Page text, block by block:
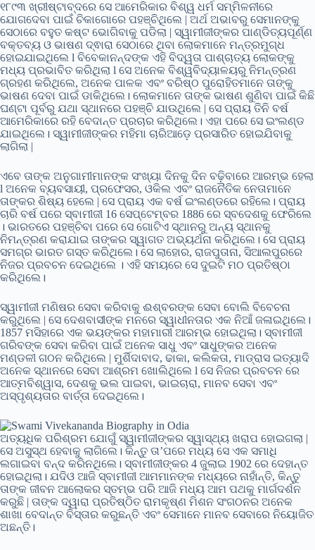
୧୮୯୩ ଖ୍ରୀଷ୍ଟାବ୍ଦରେ ସେ ଆମେରିକାର ବିଶ୍ୱ ଧର୍ମ ସମ୍ମିଳନୀରେ
ଯୋଗଦେବା ପାଇଁ ଚିକାଗୋରେ ପହଞ୍ଚିଥିଲେ | ଅର୍ଥ ଅଭାବରୁ ସେମାନଙ୍କୁ
ସେଠାରେ ବହୁତ କଷ୍ଟ ଭୋଗିବାକୁ ପଡିଲା | ସ୍ୱାମୀଜୀଙ୍କର ପାଣ୍ଡିତ୍ୟପୂର୍ଣ୍ଣ
ବକ୍ତବ୍ୟ ଓ ଭାଷଣ ଦ୍ଵାରା ସେଠାରେ ଥିବା ଲୋକମାନେ ମନ୍ତ୍ରମୁଗ୍ଧ
ହୋଇଯାଇଥିଲେ ​​l ବିବେକାନନ୍ଦଙ୍କ ଏହି ବିଦ୍ୱତା ପାଶ୍ଚାତ୍ୟ ଲୋକଙ୍କୁ
ମଧ୍ୟ ପ୍ରଭାବିତ କରିଥିଲା l ସେ ଅନେକ ବିଶ୍ୱବିଦ୍ୟାଳୟରୁ ନିମନ୍ତ୍ରଣ
ଗ୍ରହଣ କରିଥିଲେ, ଅନେକ ପାଳକ ଏବଂ ବରିଷ୍ଠ ପୁରୋହିତମାନେ ତାଙ୍କୁ
ଭାଷଣ ଦେବା ପାଇଁ ଡାକିଥିଲେ। ଲୋକମାନେ ତାଙ୍କ ଭାଷଣ ଶୁଣିବା ପାଇଁ କିଛି
ଘଣ୍ଟା ପୂର୍ବରୁ ଯଥା ସ୍ଥାନରେ ପହଞ୍ଚି ଯାଉଥିଲେ | ସେ ପ୍ରାୟ ତିନି ବର୍ଷ
ଆମେରିକାରେ ରହି ବେଦାନ୍ତ ପ୍ରଚାର କରିଥିଲେ। ଏହା ପରେ ସେ ଇଂଲଣ୍ଡ
ଯାଇଥିଲେ। ସ୍ୱାମୀଜୀଙ୍କର ମହିମା ଚାରିଆଡ଼େ ପ୍ରସାରିତ ହୋଇଯିବାକୁ
ଲାଗିଲା ​​|
ଏବେ ତାଙ୍କ ଅନୁଗାମୀମାନଙ୍କ ସଂଖ୍ୟା ଦିନକୁ ଦିନ ବଢ଼ିବାରେ ଆରମ୍ଭ ହେଲା
l ଅନେକ ବ୍ୟବସାୟୀ, ପ୍ରଫେସର, ଓକିଲ ଏବଂ ରାଜନୈତିକ ନେତାମାନେ
ତାଙ୍କର ଶିଷ୍ୟ ହେଲେ | ସେ ପ୍ରାୟ ଏକ ବର୍ଷ ଇଂଲଣ୍ଡରେ ରହିଲେ। ପ୍ରାୟ
ଚାରି ବର୍ଷ ପରେ ସ୍ବାମୀଜୀ 16 ସେପ୍ଟେମ୍ବର 1886 ରେ ସ୍ବଦେଶକୁ ଫେରିଲେ
। ଭାରତରେ ପହଞ୍ଚିବା ପରେ ସେ ଗୋଟିଏ ସ୍ଥାନରୁ ଅନ୍ୟ ସ୍ଥାନକୁ
ନିମନ୍ତ୍ରଣ କରାଯାଇ ତାଙ୍କର ସ୍ୱାଗତ ଅଭ୍ୟର୍ଥନା କରିଥିଲେ। ସେ ପ୍ରାୟ
ସମଗ୍ର ଭାରତ ଗସ୍ତ କରିଥିଲେ। ସେ ଲାହୋର, ରାଜପୁତାନା, ସିଆଲପୁରରେ
ନିଜର ପ୍ରବଚନ ଦେଇଥିଲେ । ଏହି ସମୟରେ ସେ ଦୁଇଟି ମଠ ପ୍ରତିଷ୍ଠା
କରିଥିଲେ।
ସ୍ୱାମୀଜୀ ମଣିଷର ସେବା କରିବାକୁ ଈଶ୍ବରଙ୍କ ସେବା ବୋଲି ବିବେଚନା
କରୁଥିଲେ | ସେ ଦେଶବାସୀଙ୍କ ମନରେ ସ୍ୱାଧୀନତାର ଏକ ନିଆଁ ଜଳାଇଥିଲେ।
1857 ମସିହାରେ ଏକ ଭୟଙ୍କର ମହାମାରୀ ଆରମ୍ଭ ହୋଇଥିଲା। ସ୍ବାମୀଜୀ
ଗରିବଙ୍କ ସେବା କରିବା ପାଇଁ ଅନେକ ସାଧୁ ଏବଂ ସାଧୁଙ୍କର ଅନେକ
ମଣ୍ଡଳୀ ଗଠନ କରିଥିଲେ | ମୁର୍ଶିଦାବାଦ, ଢାକା, କଲିକତା, ମାଡ୍ରାସ ଇତ୍ୟାଦି
ଅନେକ ସ୍ଥାନରେ ସେବା ଆଶ୍ରମ ଖୋଲିଥିଲେ l ସେ ନିଜର ପ୍ରବଚନ ରେ
ଆତ୍ମବିଶ୍ୱାସ, ଦେଶକୁ ଭଲ ପାଇବା, ଭାଇଚାରା, ମାନବ ସେବା ଏବଂ
ଅସ୍ପୃଶ୍ୟତାର ବାର୍ତ୍ତା ଦେଇଥିଲେ।
ଅତ୍ୟଧିକ ପରିଶ୍ରମ ଯୋଗୁଁ ସ୍ୱାମୀଜୀଙ୍କର ସ୍ୱାସ୍ଥ୍ୟ ଖରାପ ହୋଇଗଲା |
ସେ ଅସୁସ୍ଥ ହେବାକୁ ଲାଗିଲେ। କିନ୍ତୁ ତା’ପରେ ମଧ୍ୟ ସେ ଏକ ସମାଧି
ଲଗାଇବା ବନ୍ଦ କରିନଥିଲେ। ସ୍ବାମୀଜୀଙ୍କର 4 ଜୁଲାଇ 1902 ରେ ଦେହାନ୍ତ
ହୋଇଥିଲା। ଯଦିଓ ଆଜି ସ୍ବାମୀଜୀ ଆମମାନଙ୍କ ମଧ୍ୟରେ ନାହାଁନ୍ତି, କିନ୍ତୁ
ତାଙ୍କ ଜୀବନ ଆଲୋକର ସ୍ତମ୍ଭ ପରି ଆଜି ମଧ୍ୟ ଆମ ପଥକୁ ମାର୍ଗଦର୍ଶନ
କରୁଛି | ତାଙ୍କ ଦ୍ୱାରା ପ୍ରତିଷ୍ଠିତ ରାମକୃଷ୍ଣ ମିଶନ ସଂଗଠନର ଅନେକ
ଶାଖା ବେଦାନ୍ତ ବିସ୍ତାର କରୁଛନ୍ତି ଏବଂ ସେମାନେ ମାନବ ସେବାରେ ନିୟୋଜିତ
ଅଛନ୍ତି।